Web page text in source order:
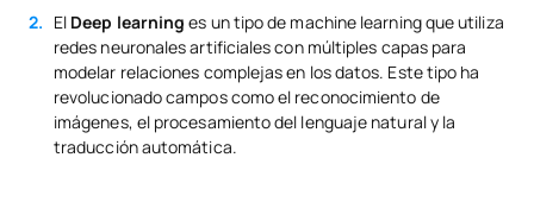
El Deep learninges un tipo de machine learning que utiliza
redes neuronales artificiales con múltiples capas para
modelar relaciones complejas en los datos. Este tipo ha
revolucionado campos como el reconocimiento de
imágenes, el procesamiento del lenguaje natural y la
traducción automática.